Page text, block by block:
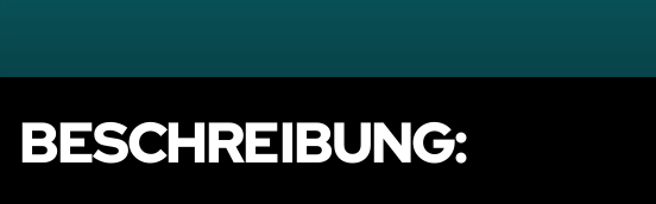
BESCHREIBUNG: